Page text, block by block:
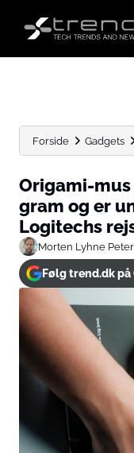
Forside Gadgets
Origami-mus
gram og er
Logitechs
Morten Lyhne
Følg trend.dk på